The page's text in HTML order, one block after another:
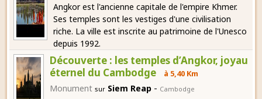
Angkor est l'ancienne capitale de l'empire Khmer.
Ses temples sont les vestiges d'une civilisation
riche. La ville est inscrite au patrimoine de l'Unesco
depuis 1992.
Découverte : les temples d’Angkor, joyau
éternel du Cambodge
à 5,40 Km
Monument sur Siem Reap - Cambodge